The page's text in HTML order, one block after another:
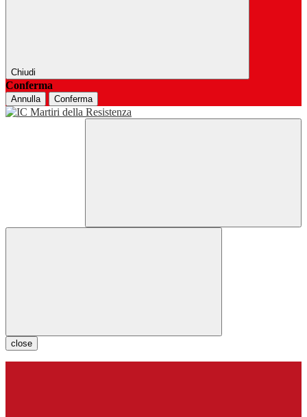
Chiudi
Conferma
Annulla Conferma
close